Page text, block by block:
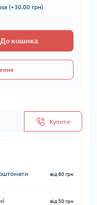
(+30.00 грн)
До кошика
Купити
від 80 грн
від 50 грн